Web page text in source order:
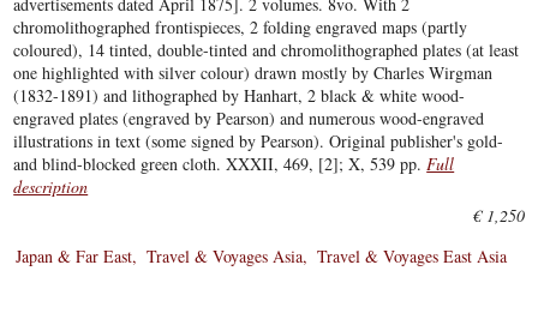
chromolithographed frontispieces, 2 folding engraved maps (partly
coloured), 14 tinted, double-tinted and chromolithographed plates (at least
one highlighted with silver colour) drawn mostly by Charles Wirgman
(1832-1891) and lithographed by Hanhart, 2 black & white wood-
engraved plates (engraved by Pearson) and numerous wood-engraved
illustrations in text (some signed by Pearson). Original publisher's gold-
and blind-blocked green cloth. XXXII, 469, [2]; X, 539 pp.Full
description
€ 1,250
Japan & Far East
Travel & Voyages Asia Travel & Voyages East Asia